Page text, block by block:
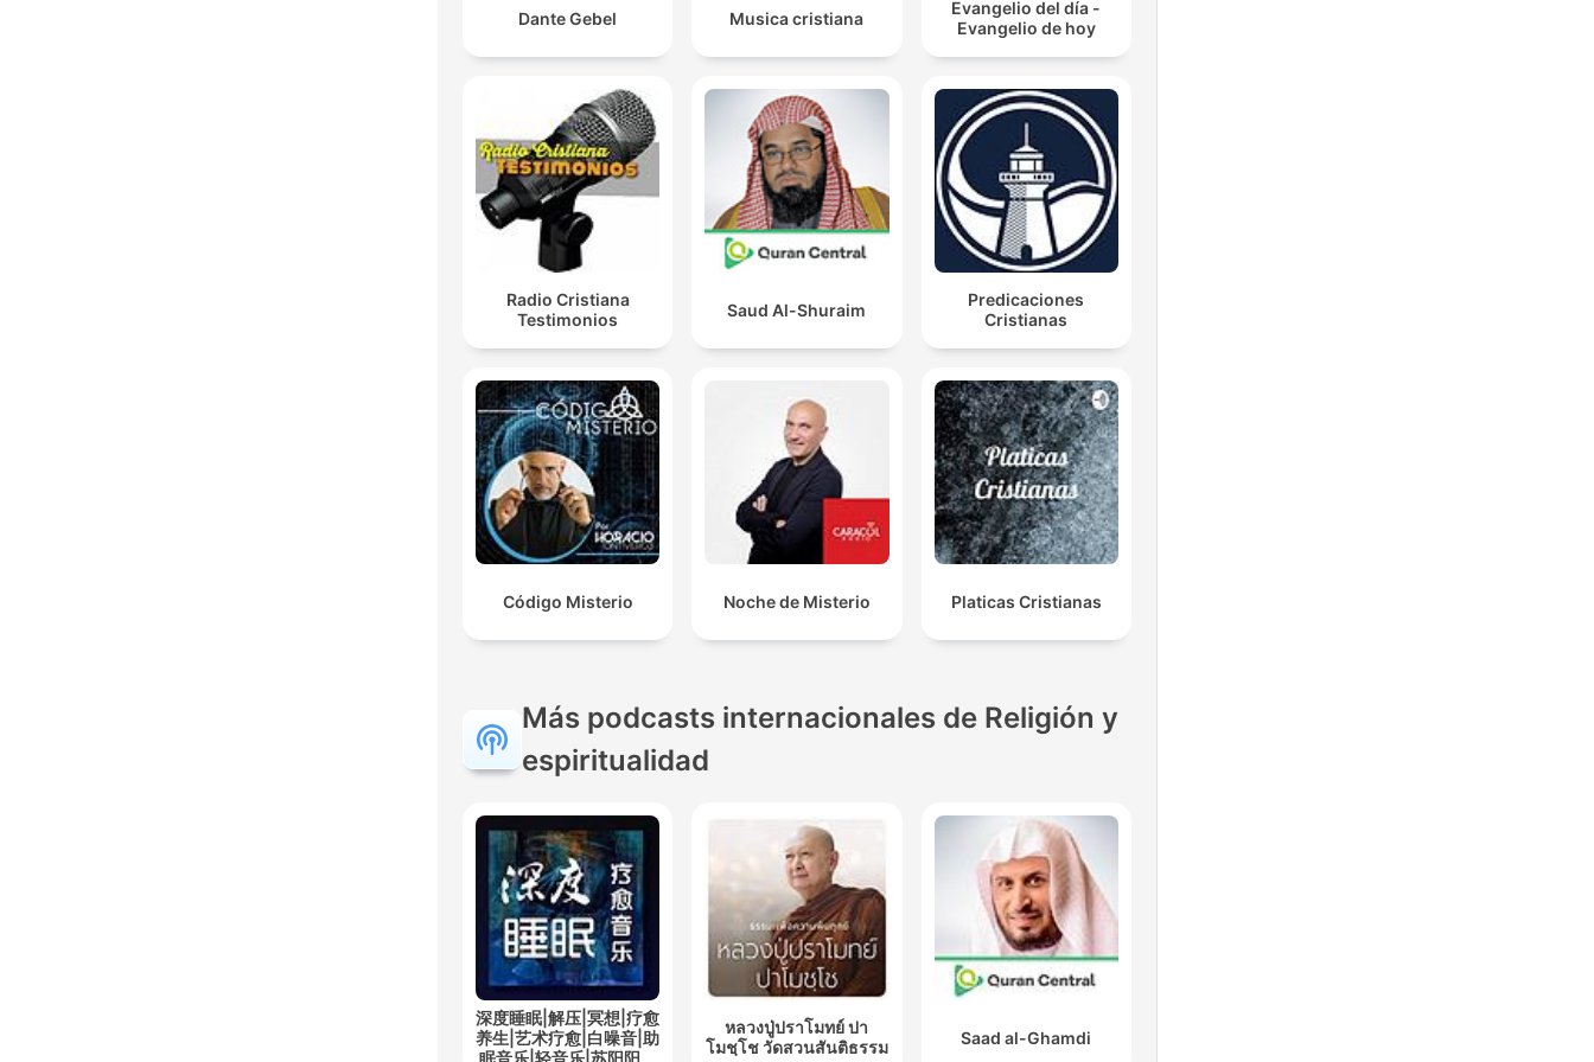
Dante Gebel Musica cristiana
Evangelio del día -
Evangelio de hoy
Radio Cristiana
Testimonios
Saud Al-Shuraim
Predicaciones
Cristianas
Código Misterio Noche de Misterio Platicas Cristianas
Más podcasts internacionales de Religión y
espiritualidad
深度睡眠|解压|冥想|疗愈
养生|艺术疗愈|白噪音|助
眠音乐|轻音乐|苏阳阳频
หลวงปู่ปราโมทย์ ปา
โมชฺโช วัดสวนสันติธรรม
Saad al-Ghamdi